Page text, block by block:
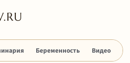
Беременность Видео